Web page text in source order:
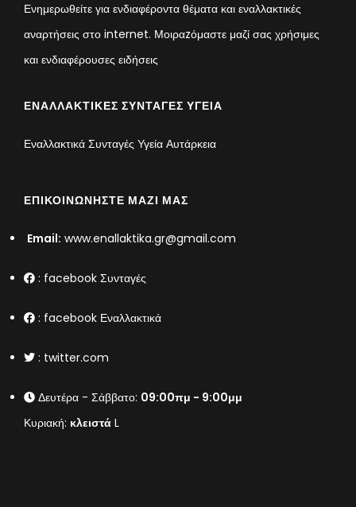
Ενημερωθείτε για ενδιαφέροντα θέματα και εναλλακτικές
αναρτήσεις στο internet. Μοιραzόμαστε μαζί σας χρήσιμες
και ενδιαφέρουσες ειδήσεις
ΕΝΑΛΛΑΚΤΙΚΈΣ ΣΥΝΤΑΓΈΣ ΥΓΕΊΑ
Εναλλακτικά Συνταγές Υγεία Αυτάρκεια
ΕΠΙΚΟΙΝΩΝΉΣΤΕ ΜΑΖΊ ΜΑΣ
Email: www.enallaktika.gr@gmail.com
: facebook Συνταγές
: facebook Εναλλακτικά
: twitter.com
Δευτέρα - Σάββατο: 09:00πμ - 9:00μμ
Κυριακή: κλειστά L